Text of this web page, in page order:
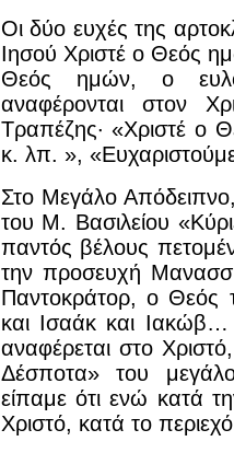
Οι δύο ευχές της
Ιησού Χριστέ ο Θεός
Θεός ημών, ο
αναφέρονται στον
Τραπέζης· «Χριστέ ο
κ. λπ. »,
Στο Μεγάλο
του Μ. Βασιλείου
παντός βέλους
την προσευχή
Παντοκράτορ, ο
και Ισαάκ και
αναφέρεται στο
Δέσποτα» του
είπαμε ότι ενώ κατά
Χριστό, κατά το